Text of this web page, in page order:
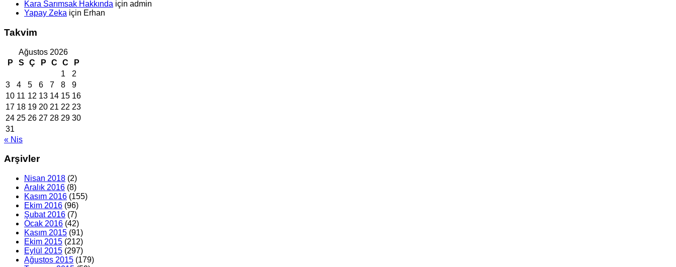
Kara Sarımsak Hakkında için admin
Yapay Zeka için Erhan
Takvim
Ağustos 2026
P
S Ç P C C
P
1
2
3
4 5 6 7 8
9
10 11 12 13 14 15 16
17 18 19 20 21 22 23
24 25 26 27 28 29 30
31
« Nis
Arşivler
Nisan 2018 (2)
Aralık 2016 (8)
Kasım 2016 (155)
Ekim 2016 (96)
Şubat 2016 (7)
Ocak 2016 (42)
Kasım 2015 (91)
Ekim 2015 (212)
Eylül 2015 (297)
Ağustos 2015 (179)